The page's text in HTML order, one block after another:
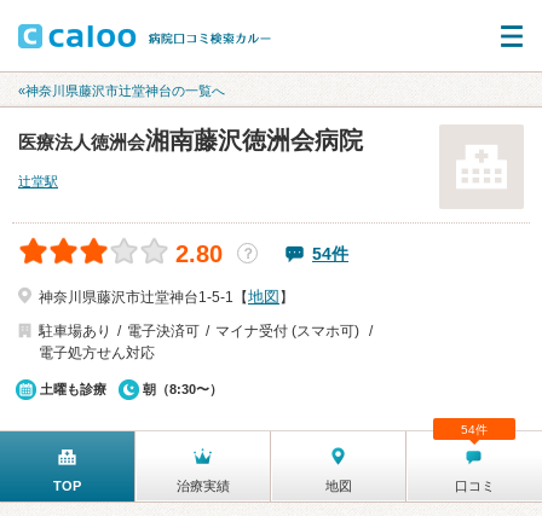
«神奈川県藤沢市辻堂神台の一覧へ
医療法人徳洲会湘南藤沢徳洲会病院
辻堂駅
2.80 ？ 54件
神奈川県藤沢市辻堂神台1-5-1【地図 】
駐車場あり
電子決済可
マイナ受付 (スマホ可)
電子処方せん対応
土曜も診療 朝（8:30〜）
TOP 治療実績 地図 口コミ
54件